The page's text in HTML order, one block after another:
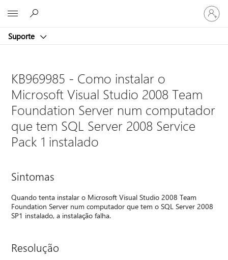
Suporte
Iniciar
sessão
na
KB969985 - Como instalar o
Microsoft Visual Studio 2008 Team
Foundation Server num computador
que tem SQL Server 2008 Service
Pack 1 instalado
Sintomas
Quando tenta instalar o Microsoft Visual Studio 2008 Team
Foundation Server num computador que tem o SQL Server 2008
SP1 instalado, a instalação falha.
Resolução